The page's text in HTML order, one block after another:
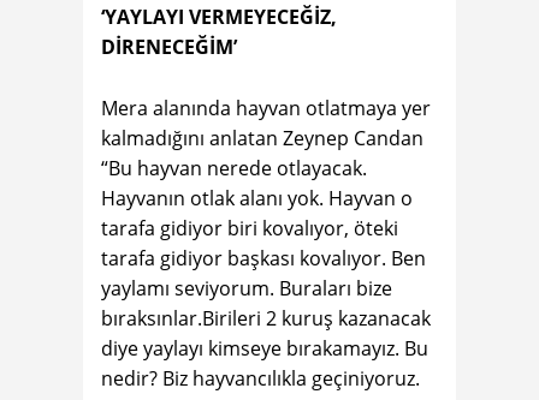
‘YAYLAYI VERMEYECEĞİZ,
DİRENECEĞİM’
Mera alanında hayvan otlatmaya yer
kalmadığını anlatan Zeynep Candan
“Bu hayvan nerede otlayacak.
Hayvanın otlak alanı yok. Hayvan o
tarafa gidiyor biri kovalıyor, öteki
tarafa gidiyor başkası kovalıyor. Ben
yaylamı seviyorum. Buraları bize
bıraksınlar.Birileri 2 kuruş kazanacak
diye yaylayı kimseye bırakamayız. Bu
nedir? Biz hayvancılıkla geçiniyoruz.